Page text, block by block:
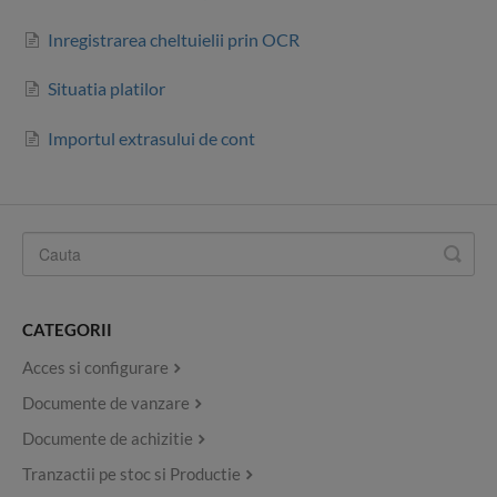
Inregistrarea cheltuielii prin OCR
Situatia platilor
Importul extrasului de cont
CATEGORII
Acces si configurare
Documente de vanzare
Documente de achizitie
Tranzactii pe stoc si Productie